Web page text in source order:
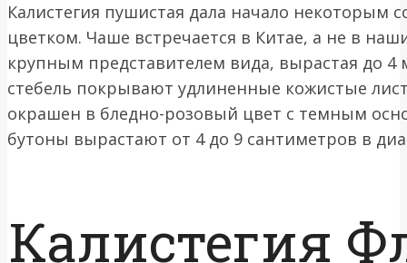
Калистегия пушистая дала начало
цветком. Чаше встречается в Китае, а не в
крупным представителем вида, вырастая до
стебель покрывают удлиненные кожистые
окрашен в бледно-розовый цвет с темным
бутоны вырастают от 4 до 9 сантиметров в
Калистегия